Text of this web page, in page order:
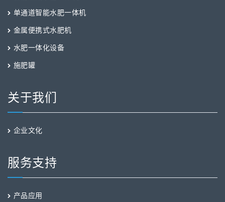
单通道智能水肥一体机
金属便携式水肥机
水肥一体化设备
施肥罐
关于我们
企业文化
服务支持
产品应用